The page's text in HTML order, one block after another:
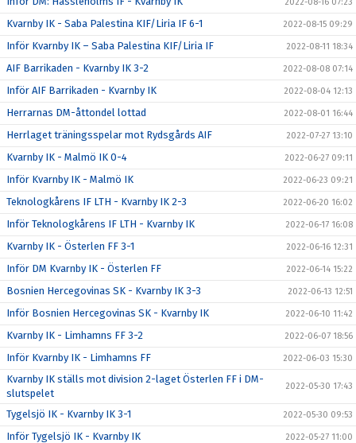
Kvarnby IK - Saba Palestina KIF/Liria IF 6-1 2022-08-15 09:29
Inför Kvarnby IK – Saba Palestina KIF/Liria IF 2022-08-11 18:34
AIF Barrikaden - Kvarnby IK 3-2 2022-08-08 07:14
Inför AIF Barrikaden - Kvarnby IK 2022-08-04 12:13
Herrarnas DM-åttondel lottad 2022-08-01 16:44
Herrlaget träningsspelar mot Rydsgårds AIF 2022-07-27 13:10
Kvarnby IK - Malmö IK 0-4 2022-06-27 09:11
Inför Kvarnby IK - Malmö IK 2022-06-23 09:21
Teknologkårens IF LTH - Kvarnby IK 2-3 2022-06-20 16:02
Inför Teknologkårens IF LTH - Kvarnby IK 2022-06-17 16:08
Kvarnby IK - Österlen FF 3-1 2022-06-16 12:31
Inför DM Kvarnby IK - Österlen FF 2022-06-14 15:22
Bosnien Hercegovinas SK - Kvarnby IK 3-3 2022-06-13 12:51
Inför Bosnien Hercegovinas SK - Kvarnby IK 2022-06-10 11:42
Kvarnby IK - Limhamns FF 3-2 2022-06-07 18:56
Inför Kvarnby IK - Limhamns FF 2022-06-03 15:30
Kvarnby IK ställs mot division 2-laget Österlen FF i DM-
slutspelet
2022-05-30 17:43
Tygelsjö IK - Kvarnby IK 3-1 2022-05-30 09:53
Inför Tygelsjö IK - Kvarnby IK 2022-05-27 11:00